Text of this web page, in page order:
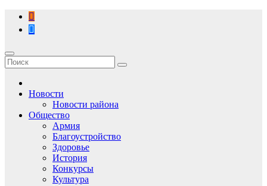
Перейти
содержимому
Новости
Новости района
Общество
Армия
Благоустройство
Здоровье
История
Конкурсы
Культура